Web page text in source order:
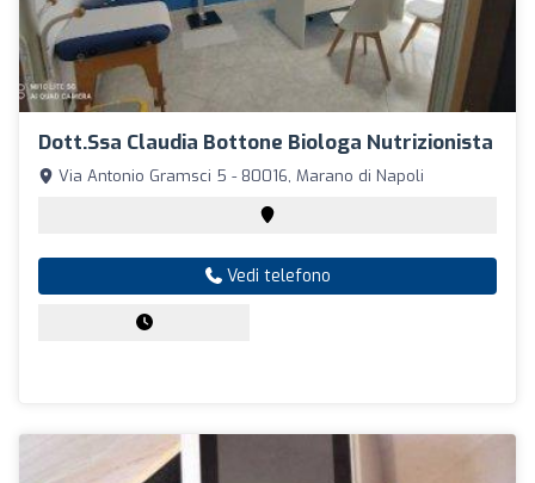
Dott.ssa Claudia Bottone Biologa Nutrizionista
Via Antonio Gramsci 5 - 80016, Marano di Napoli
Vedi telefono